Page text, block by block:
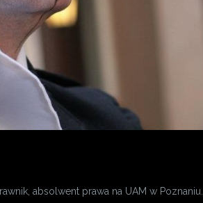
absolwent prawa na UAM w Poznaniu.